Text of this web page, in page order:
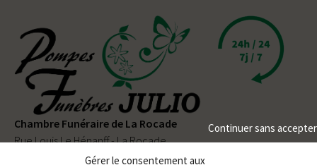
Gérer le consentement aux
Continuer sans accepter
Chambre Funéraire de La Rocade
Rue Louis Le Hénanff - La Rocade
56330 PLUVIGNER